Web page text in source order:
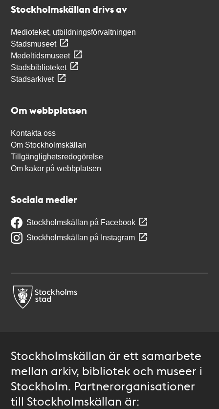
Stockholmskällan drivs av
Medioteket, utbildningsförvaltningen
Stadsmuseet
Medeltidsmuseet
Stadsbiblioteket
Stadsarkivet
Om webbplatsen
Kontakta oss
Om Stockholmskällan
Tillgänglighetsredogörelse
Om kakor på webbplatsen
Sociala medier
Stockholmskällan på Facebook
Stockholmskällan på Instagram
Stockholmskällan är ett samarbete
mellan arkiv, bibliotek och museer i
Stockholm. Partnerorganisationer
till Stockholmskällan är: